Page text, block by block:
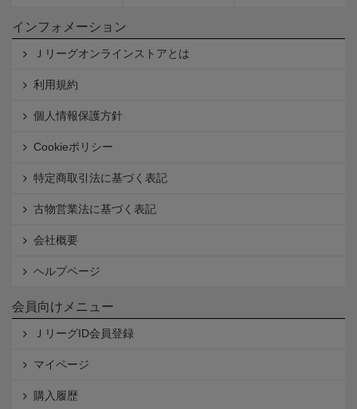
インフォメーション
Ｊリーグオンラインストアとは
利用規約
個人情報保護方針
Cookieポリシー
特定商取引法に基づく表記
古物営業法に基づく表記
会社概要
ヘルプページ
会員向けメニュー
ＪリーグID会員登録
マイページ
購入履歴